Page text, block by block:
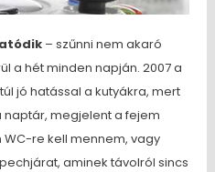
– szűnni nem akaró
a hét minden napján. 2007 a
jó hatással a kutyákra, mert
naptár, megjelent a fejem
re kell mennem, vagy
aminek távolról sincs